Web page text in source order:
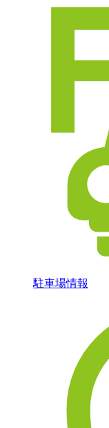
駐車場情報